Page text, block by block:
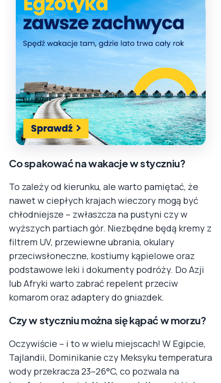
Co spakować na wakacje w styczniu?
To zależy od kierunku, ale warto pamiętać, że
nawet w ciepłych krajach wieczory mogą być
chłodniejsze – zwłaszcza na pustyni czy w
wyższych partiach gór. Niezbędne będą kremy z
filtrem UV, przewiewne ubrania, okulary
przeciwsłoneczne, kostiumy kąpielowe oraz
podstawowe leki i dokumenty podróży. Do Azji
lub Afryki warto zabrać repelent przeciw
komarom oraz adaptery do gniazdek.
Czy w styczniu można się kąpać w morzu?
Oczywiście – i to w wielu miejscach! W Egipcie,
Tajlandii, Dominikanie czy Meksyku temperatura
wody przekracza 23–26°C, co pozwala na